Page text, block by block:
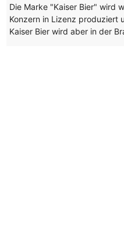
Die Marke "Kaiser Bier" wird
Konzern in Lizenz produziert
Kaiser Bier wird aber in der